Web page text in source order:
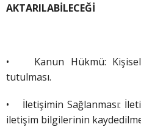
AKTARILABİLECEĞİ
•
Kanun Hükmü:
tutulması.
•
İletişimin Sağlanması:
iletişim bilgilerinin